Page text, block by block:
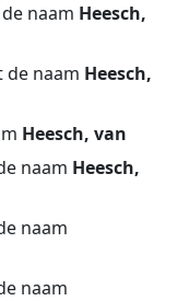
naam Heesch,
de naam Heesch,
Heesch, van
naam Heesch,
naam
naam